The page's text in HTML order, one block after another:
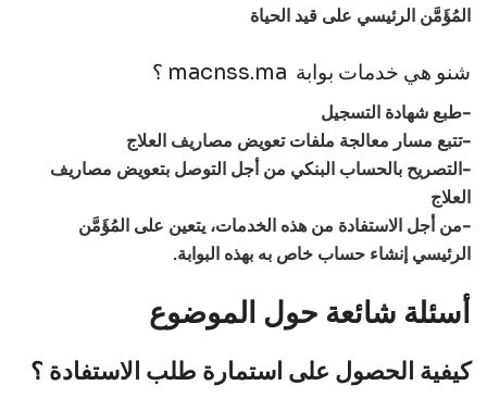
المُؤَمَّن الرئيسي على قيد الحياة
شنو هي خدمات بوابة macnss.ma ؟
-طبع شهادة التسجيل
-تتبع مسار معالجة ملفات تعويض مصاريف العلاج
-التصريح بالحساب البنكي من أجل التوصل بتعويض مصاريف
العلاج
-من أجل الاستفادة من هذه الخدمات، يتعين على المُؤَمَّن
الرئيسي إنشاء حساب خاص به بهذه البوابة.
أسئلة شائعة حول الموضوع
كيفية الحصول على استمارة طلب الاستفادة ؟